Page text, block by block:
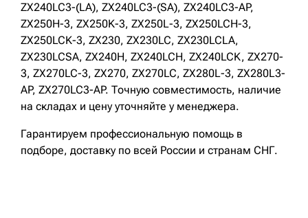
ZX240LC3-(LA), ZX240LC3-(SA), ZX240LC3-AP,
ZX250H-3, ZX250K-3, ZX250L-3, ZX250LCH-3,
ZX250LCK-3, ZX230, ZX230LC, ZX230LCLA,
ZX230LCSA, ZX240H, ZX240LCH, ZX240LCK, ZX270-
3, ZX270LC-3, ZX270, ZX270LC, ZX280L-3, ZX280L3-
AP, ZX270LC3-AP. Точную совместимость, наличие
на складах и цену уточняйте у менеджера.
Гарантируем профессиональную помощь в
подборе, доставку по всей России и странам СНГ.